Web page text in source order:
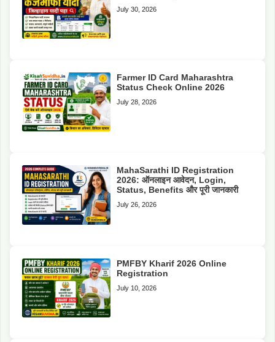
July 30, 2026
Farmer ID Card Maharashtra
Status Check Online 2026
July 28, 2026
MahaSarathi ID Registration
2026: ऑनलाइन आवेदन, Login,
Status, Benefits और पूरी जानकारी
July 26, 2026
PMFBY Kharif 2026 Online
Registration
July 10, 2026